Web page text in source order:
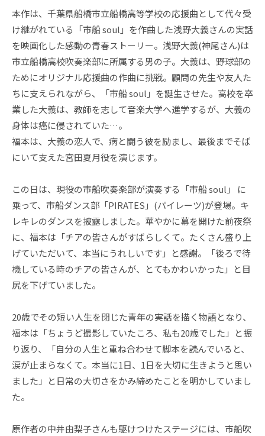
本作は、千葉県船橋市立船橋高等学校の応援曲として代々受
け継がれている「市船 soul」を作曲した浅野大義さんの実話
を映画化した感動の青春ストーリー。浅野大義(神尾さん)は
市立船橋高校吹奏楽部に所属する男の子。大義は、野球部の
ためにオリジナル応援曲の作曲に挑戦。顧問の先生や友人た
ちに支えられながら、「市船 soul」を誕生させた。高校を卒
業した大義は、教師を志して音楽大学へ進学するが、大義の
身体は癌に侵されていた…。
福本は、大義の恋人で、病と闘う彼を励まし、最後までそば
にいて支えた宮田夏月役を演じます。
この日は、現役の市船吹奏楽部が演奏する「市船 soul」 に
乗って、市船ダンス部「PIRATES」(パイレーツ)が登場。キ
レキレのダンスを披露しました。華やかに幕を開けた前夜祭
に、福本は「チアの皆さんがすばらしくて。たくさん盛り上
げていただいて、本当にうれしいです」と感謝。「後ろで待
機している時のチアの皆さんが、とてもかわいかった」と目
尻を下げていました。
20歳でその短い人生を閉じた青年の実話を描く物語となり、
福本は「ちょうど撮影していたころ、私も20歳でした」と振
り返り、「自分の人生と重ね合わせて脚本を読んでいると、
涙が止まらなくて。本当に1日、1日を大切に生きようと思い
ました」と日常の大切さをかみ締めたことを明かしていまし
た。
原作者の中井由梨子さんも駆けつけたステージには、市船吹